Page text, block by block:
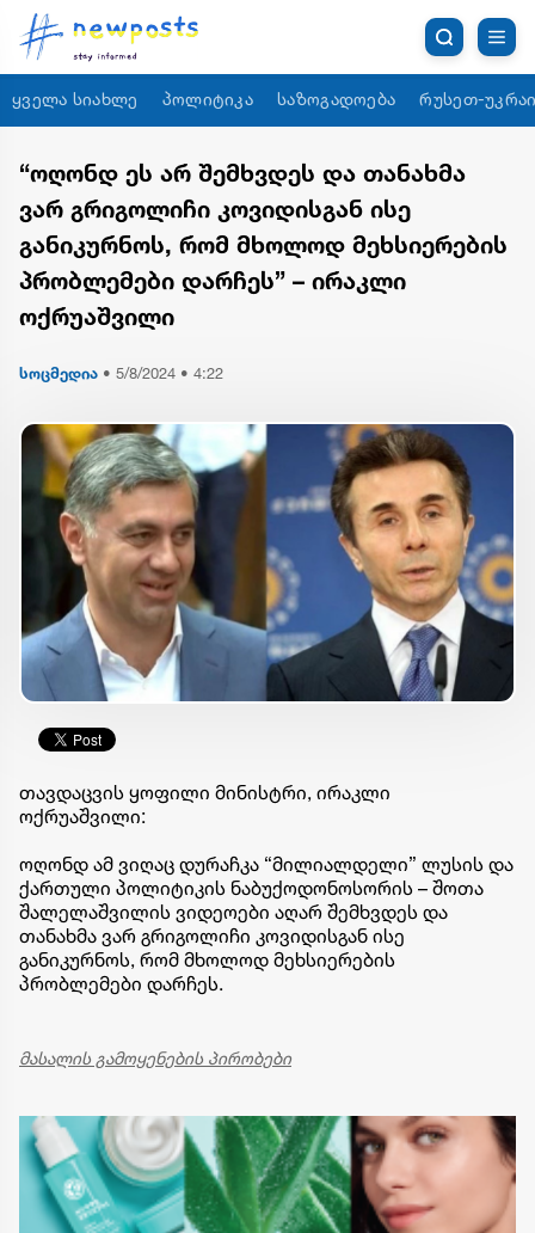
ყველა სიახლე პოლიტიკა საზოგადოება რუსეთ-
“ოღონდ ეს არ შემხვდეს და თანახმა
ვარ გრიგოლიჩი კოვიდისგან ისე
განიკურნოს, რომ მხოლოდ მეხსიერების
პრობლემები დარჩეს” – ირაკლი
ოქრუაშვილი
სოცმედია • 5/8/2024 • 4:22
თავდაცვის ყოფილი მინისტრი, ირაკლი
ოქრუაშვილი:
ოღონდ ამ ვიღაც დურაჩკა “მილიალდელი” ლუსის და
ქართული პოლიტიკის ნაბუქოდონოსორის – შოთა
შალელაშვილის ვიდეოები აღარ შემხვდეს და
თანახმა ვარ გრიგოლიჩი კოვიდისგან ისე
განიკურნოს, რომ მხოლოდ მეხსიერების
პრობლემები დარჩეს.
მასალის გამოყენების პირობები